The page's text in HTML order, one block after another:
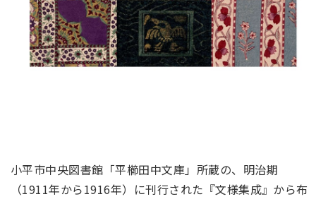
小平市中央図書館「平櫛田中文庫」所蔵の、明治期
（1911年から1916年）に刊行された『文様集成』から布